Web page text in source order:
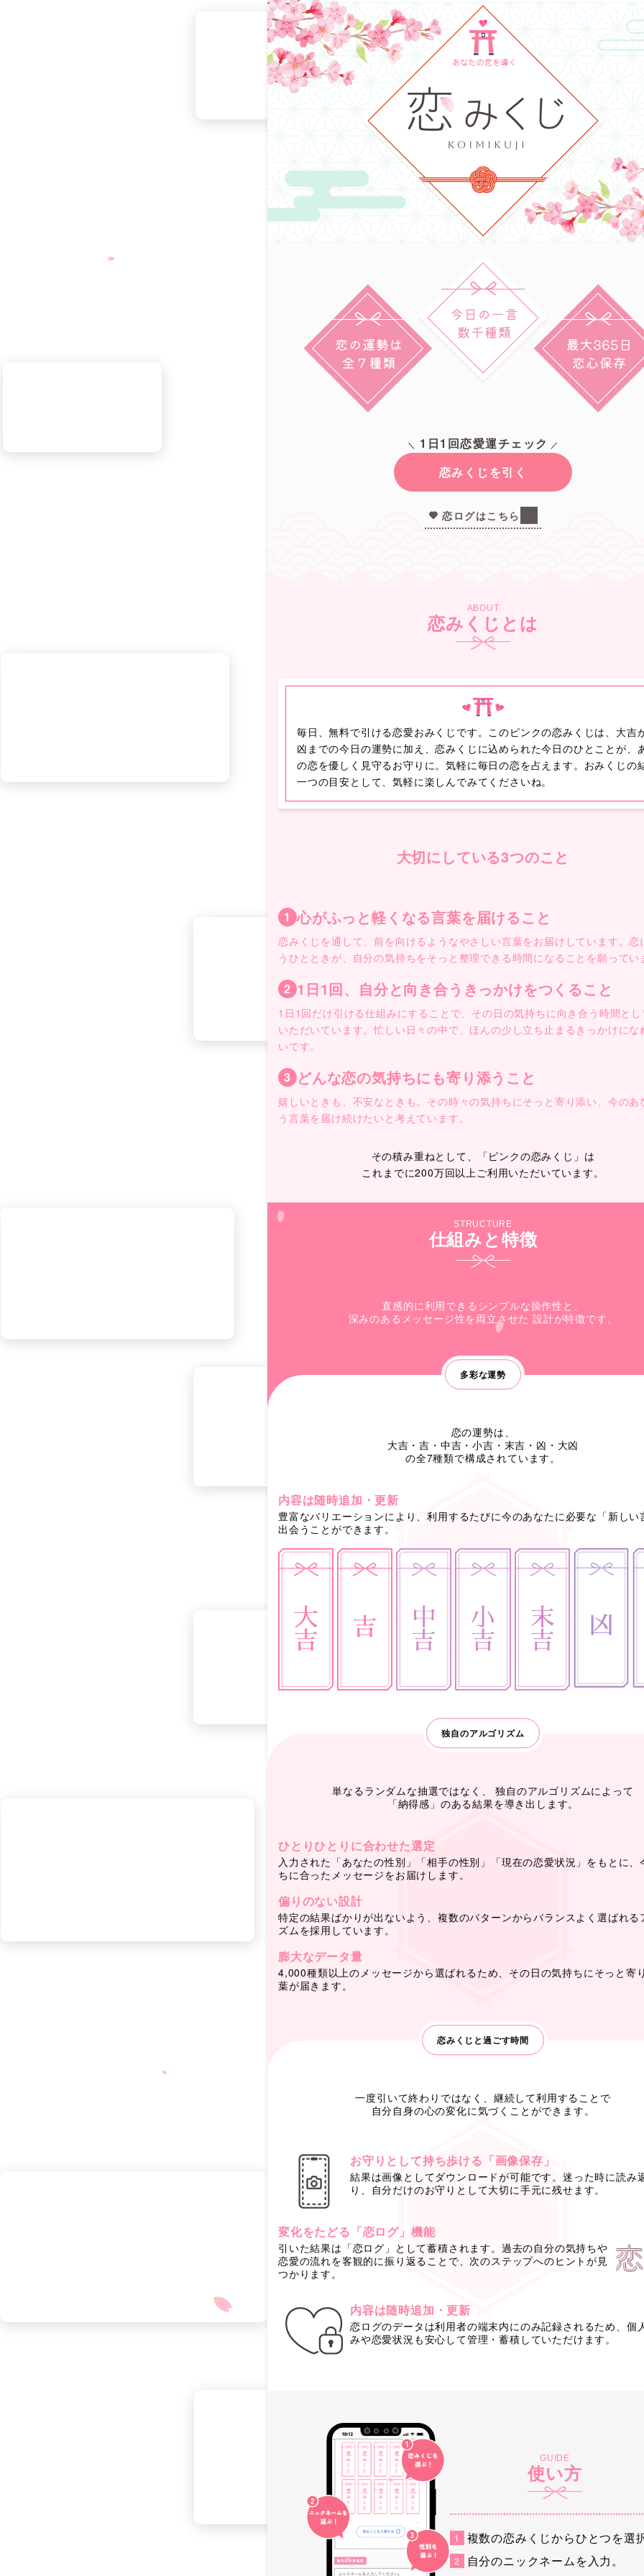
1日1回恋愛運チェック
恋みくじを引く
恋ログはこちら
ABOUT
恋みくじとは
毎日、無料で引ける恋愛おみくじです。このピンクの恋みくじは、大吉
凶までの今日の運勢に加え、恋みくじに込められた今日のひとことが、
の恋を優しく見守るお守りに。気軽に毎日の恋を占えます。おみくじの
一つの目安として、気軽に楽しんでみてくださいね。
大切にしている3つのこと
1 心がふっと軽くなる言葉を届けること
恋みくじを通して、前を向けるようなやさしい言葉をお届けしています。恋
うひとときが、自分の気持ちをそっと整理できる時間になることを願ってい
2 1日1回、自分と向き合うきっかけをつくること
1日1回だけ引ける仕組みにすることで、その日の気持ちに向き合う時間と
いただいています。忙しい日々の中で、ほんの少し立ち止まるきっかけにな
いです。
3 どんな恋の気持ちにも寄り添うこと
嬉しいときも、不安なときも。その時々の気持ちにそっと寄り添い、今のあ
う言葉を届け続けたいと考えています。
その積み重ねとして、「ピンクの恋みくじ」は
これまでに200万回以上ご利用いただいています。
STRUCTURE
仕組みと特徴
直感的に利用できるシンプルな操作性と、
深みのあるメッセージ性を両立させた 設計が特徴です。
多彩な運勢
恋の運勢は、
大吉・吉・中吉・小吉・末吉・凶・大凶
の全7種類で構成されています。
内容は随時追加・更新
豊富なバリエーションにより、利用するたびに今のあなたに必要な「新しい
出会うことができます。
独自のアルゴリズム
単なるランダムな抽選ではなく、
独自のアルゴリズムによって
「納得感」のある結果を導き出します。
ひとりひとりに合わせた選定
入力された「あなたの性別」「相手の性別」「現在の恋愛状況」をもとに、
ちに合ったメッセージをお届けします。
偏りのない設計
特定の結果ばかりが出ないよう、複数のパターンからバランスよく選ばれる
ズムを採用しています。
膨大なデータ量
4,000種類以上のメッセージから選ばれるため、その日の気持ちにそっと寄
葉が届きます。
恋みくじと過ごす時間
一度引いて終わりではなく、 継続して利用することで
自分自身の心の変化に気づくことができます。
お守りとして持ち歩ける「画像保存」
結果は画像としてダウンロードが可能です。迷った時に読み
り、自分だけのお守りとして大切に手元に残せます。
変化をたどる「恋ログ」機能
引いた結果は「恋ログ」として蓄積されます。過去の自分の気持ちや
恋愛の流れを客観的に振り返ることで、次のステップへのヒントが見
つかります。
内容は随時追加・更新
恋ログのデータは利用者の端末内にのみ記録されるため、個
みや恋愛状況も安心して管理・蓄積していただけます。
GUIDE
使い方
複数の恋みくじからひとつを選
自分のニックネームを入力。